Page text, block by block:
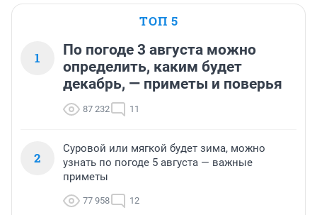
ТОП 5
1
По погоде 3 августа можно
определить, каким будет
декабрь, — приметы и поверья
87 232 11
2
Суровой или мягкой будет зима, можно
узнать по погоде 5 августа — важные
приметы
77 958 12